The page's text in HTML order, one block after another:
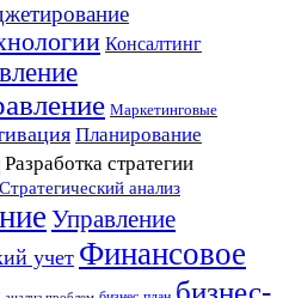
Консалтинг
Маркетинговые
Планирование
Разработка стратегии
Стратегический анализ
Управление
учет Финансовое